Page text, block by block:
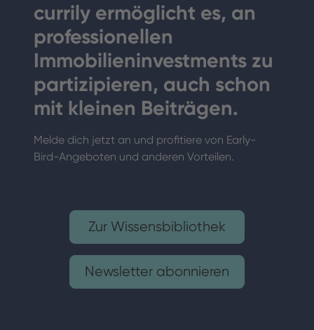
currily ermöglicht es, an
professionellen
Immobilien­investments zu
partizipieren, auch schon
mit kleinen Beiträgen.
Melde dich jetzt an und profitiere von Early-
Bird-Angeboten und anderen Vorteilen.
Zur Wissensbibliothek
Newsletter abonnieren